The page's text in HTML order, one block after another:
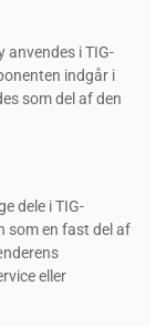
anvendes i TIG-
indgår i
som del af den
dele i TIG-
som en fast del af
eller